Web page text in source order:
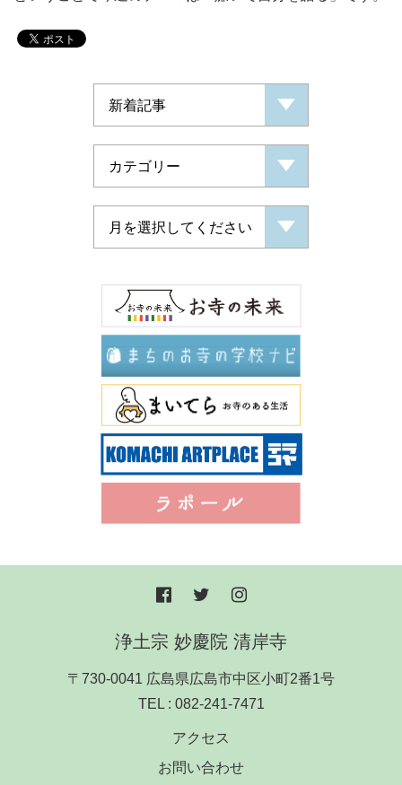
浄土宗 妙慶院 清岸寺
〒730-0041 広島県広島市中区小町2番1号
TEL : 082-241-7471
アクセス
お問い合わせ